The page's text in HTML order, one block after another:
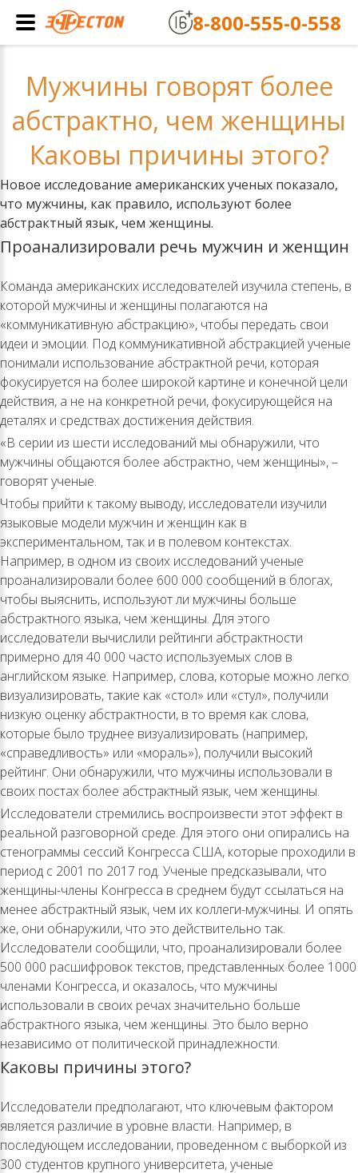
Мужчины говорят более
абстрактно, чем женщины
Каковы причины этого?
Новое исследование американских ученых показало,
что мужчины, как правило, используют более
абстрактный язык, чем женщины.
Проанализировали речь мужчин и женщин
Команда американских исследователей изучила степень, в
которой мужчины и женщины полагаются на
«коммуникативную абстракцию», чтобы передать свои
идеи и эмоции. Под коммуникативной абстракцией ученые
понимали использование абстрактной речи, которая
фокусируется на более широкой картине и конечной цели
действия, а не на конкретной речи, фокусирующейся на
деталях и средствах достижения действия.
«В серии из шести исследований мы обнаружили, что
мужчины общаются более абстрактно, чем женщины», –
говорят ученые.
Чтобы прийти к такому выводу, исследователи изучили
языковые модели мужчин и женщин как в
экспериментальном, так и в полевом контекстах.
Например, в одном из своих исследований ученые
проанализировали более 600 000 сообщений в блогах,
чтобы выяснить, используют ли мужчины больше
абстрактного языка, чем женщины. Для этого
исследователи вычислили рейтинги абстрактности
примерно для 40 000 часто используемых слов в
английском языке. Например, слова, которые можно легко
визуализировать, такие как «стол» или «стул», получили
низкую оценку абстрактности, в то время как слова,
которые было труднее визуализировать (например,
«справедливость» или «мораль»), получили высокий
рейтинг. Они обнаружили, что мужчины использовали в
своих постах более абстрактный язык, чем женщины.
Исследователи стремились воспроизвести этот эффект в
реальной разговорной среде. Для этого они опирались на
стенограммы сессий Конгресса США, которые проходили в
период с 2001 по 2017 год. Ученые предсказывали, что
женщины-члены Конгресса в среднем будут ссылаться на
менее абстрактный язык, чем их коллеги-мужчины. И опять
же, они обнаружили, что это действительно так.
Исследователи сообщили, что, проанализировали более
500 000 расшифровок текстов, представленных более 1000
членами Конгресса, и оказалось, что мужчины
использовали в своих речах значительно больше
абстрактного языка, чем женщины. Это было верно
независимо от политической принадлежности.
Каковы причины этого?
Исследователи предполагают, что ключевым фактором
является различие в уровне власти. Например, в
последующем исследовании, проведенном с выборкой из
300 студентов крупного университета, ученые
8-800-555-0-558